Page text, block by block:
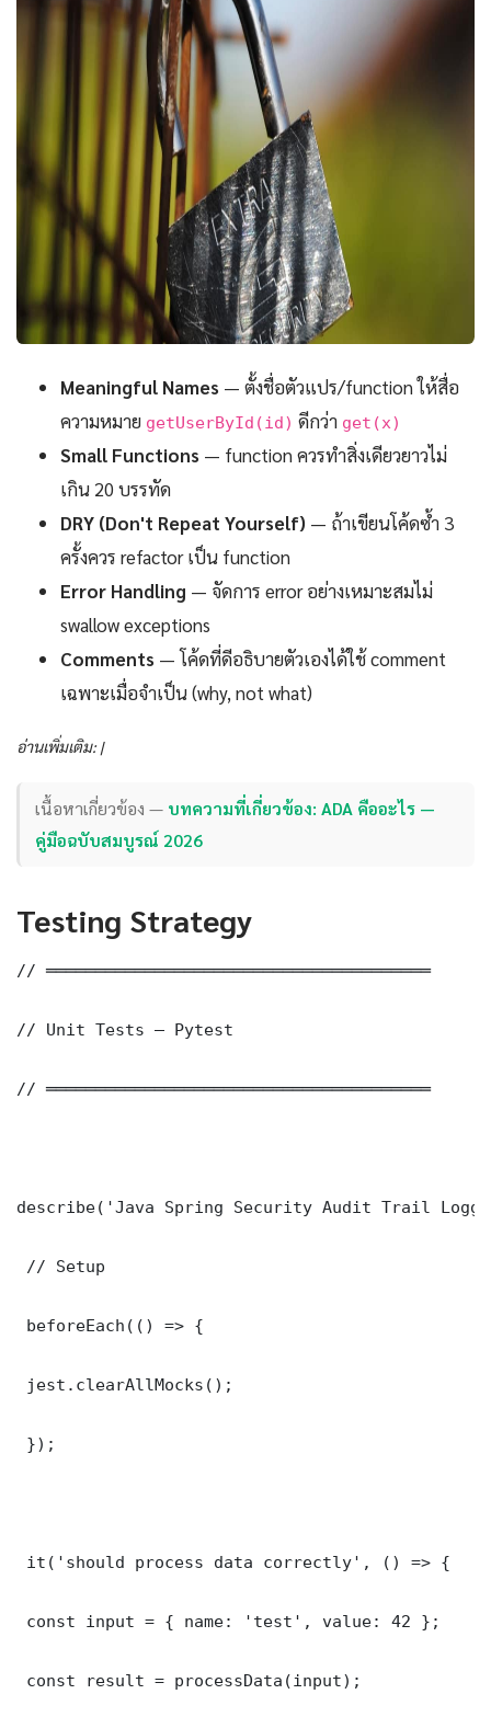
Meaningful Names — ตั้งชื่อตัวแปร/function ให้สื่อ
ความหมาย getUserById(id) ดีกว่า get(x)
Small Functions — function ควรทำสิ่งเดียวยาวไม่
เกิน 20 บรรทัด
DRY (Don't Repeat Yourself) — ถ้าเขียนโค้ดซ้ำ 3
ครั้งควร refactor เป็น function
Error Handling — จัดการ error อย่างเหมาะสมไม่
swallow exceptions
Comments — โค้ดที่ดีอธิบายตัวเองได้ใช้ comment
เฉพาะเมื่อจำเป็น (why, not what)
อ่านเพิ่มเติม: |
เนื้อหาเกี่ยวข้อง — บทความที่เกี่ยวข้อง: ADA คืออะไร —
คู่มือฉบับสมบูรณ์ 2026
Testing Strategy
// ═══════════════════════════════════════
// Unit Tests — Pytest
// ═══════════════════════════════════════
describe('Java Spring Security Audit Trail
// Setup
beforeEach(() => {
jest.clearAllMocks();
});
it('should process data correctly', () => {
const input = { name: 'test', value: 42 };
const result = processData(input);